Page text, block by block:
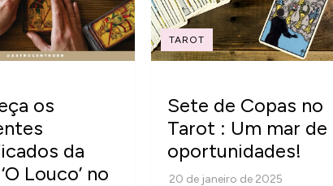
os
da
Louco’ no
TAROT
Sete de Copas no
Tarot : Um mar de
oportunidades!